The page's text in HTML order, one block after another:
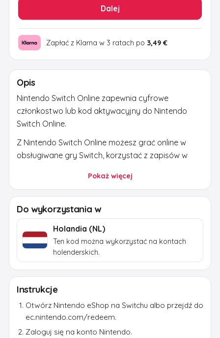
Dalej
Zapłać z Klarna w 3 ratach po 3,49 €
Opis
Nintendo Switch Online zapewnia cyfrowe
członkostwo lub kod aktywacyjny do Nintendo
Switch Online.
Z Nintendo Switch Online możesz grać online w
obsługiwane gry Switch, korzystać z zapisów w
Po płatności kod zostanie wysłany e-mailem.
Używaj go wyłącznie na oficjalnej platformie
Nintendo i sprawdź region, walutę oraz konto
przed aktywacją.
Pokaż więcej
Do wykorzystania w
Holandia (NL)
Ten kod można wykorzystać na kontach
holenderskich.
Instrukcje
Otwórz Nintendo eShop na Switchu albo przejdź do
ec.nintendo.com/redeem.
Zaloguj się na konto Nintendo.